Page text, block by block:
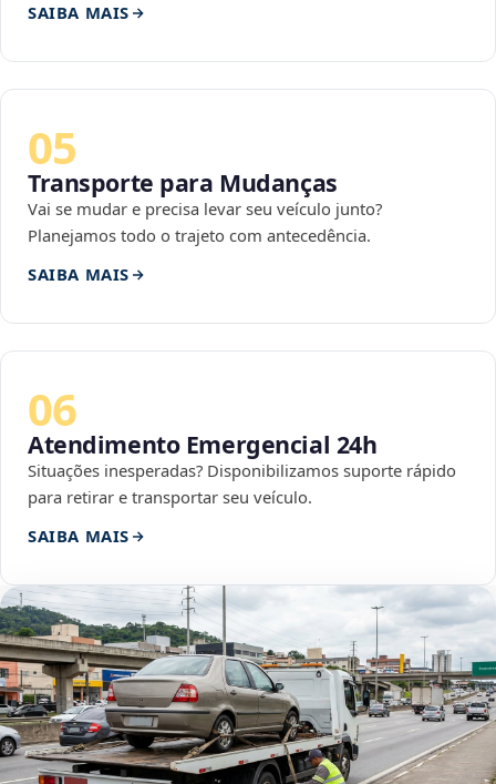
SAIBA MAIS
05
Transporte para Mudanças
Vai se mudar e precisa levar seu veículo junto?
Planejamos todo o trajeto com antecedência.
SAIBA MAIS
06
Atendimento Emergencial 24h
Situações inesperadas? Disponibilizamos suporte rápido
para retirar e transportar seu veículo.
SAIBA MAIS